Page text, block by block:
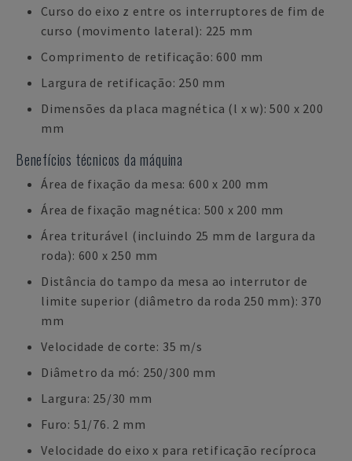
Curso do eixo z entre os interruptores de fim de
curso (movimento lateral): 225 mm
Comprimento de retificação: 600 mm
Largura de retificação: 250 mm
Dimensões da placa magnética (l x w): 500 x 200
mm
Benefícios técnicos da máquina
Área de fixação da mesa: 600 x 200 mm
Área de fixação magnética: 500 x 200 mm
Área triturável (incluindo 25 mm de largura da
roda): 600 x 250 mm
Distância do tampo da mesa ao interrutor de
limite superior (diâmetro da roda 250 mm): 370
mm
Velocidade de corte: 35 m/s
Diâmetro da mó: 250/300 mm
Largura: 25/30 mm
Furo: 51/76. 2 mm
Velocidade do eixo x para retificação recíproca